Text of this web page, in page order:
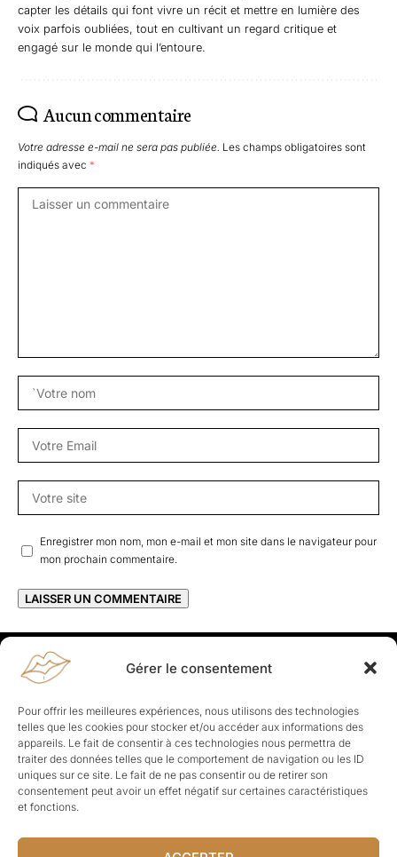
Gérer le consentement
Pour offrir les meilleures expériences, nous utilisons des technologies
telles que les cookies pour stocker et/ou accéder aux informations des
appareils. Le fait de consentir à ces technologies nous permettra de
traiter des données telles que le comportement de navigation ou les ID
uniques sur ce site. Le fait de ne pas consentir ou de retirer son
consentement peut avoir un effet négatif sur certaines caractéristiques
et fonctions.
capter les détails qui font vivre un récit et mettre en lumière des
voix parfois oubliées, tout en cultivant un regard critique et
engagé sur le monde qui l’entoure.
Aucun commentaire
Votre adresse e-mail ne sera pas publiée. Les champs obligatoires sont
indiqués avec *
Enregistrer mon nom, mon e-mail et mon site dans le navigateur pour
mon prochain commentaire.
Rapporteuses
À propos de Rapporteuses :Rapporteuses, c’est l’histoire de
Parisiennes, bien dans leurs baskets qui aiment rapporter ce qui leur
cause, leur apporte et leur rapporte !
Les Topics
Société Politique Business Culture
Sport
Lifestyle